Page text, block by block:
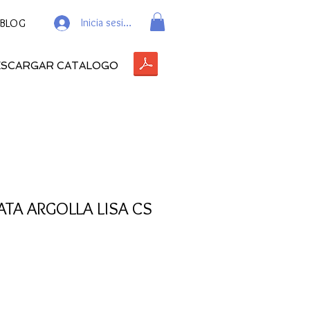
BLOG Inicia sesión
CATALOGO
ARGOLLA LISA CS